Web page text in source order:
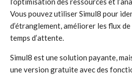
Vous pouvez utiliser Simul8 pour
d’étranglement, améliorer les flux
temps d’attente.
Simul8 est une solution payante,
une version gratuite avec des